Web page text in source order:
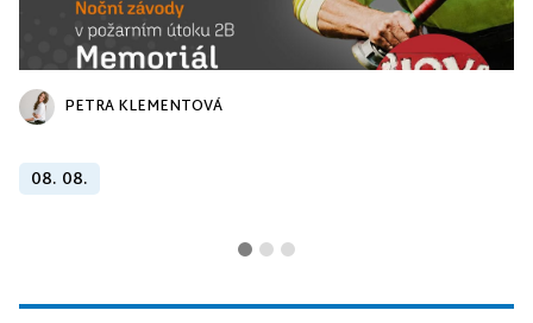
PETRA KLEMENTOVÁ
08. 08.